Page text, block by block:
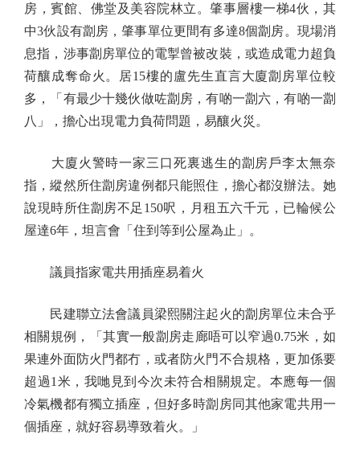
房，賓館、佛堂及美容院林立。肇事層樓一梯4伙，其
中3伙設有劏房，肇事單位更間有多達8個劏房。現場消
息指，涉事劏房單位的電掣曾被改裝，或造成電力超負
荷釀成奪命火。居15樓的盧先生直言大廈劏房單位較
多，「有最少十幾伙做咗劏房，有啲一劏六，有啲一劏
八」，擔心出現電力負荷問題，易釀火災。
大廈火警時一家三口死裏逃生的劏房戶李太無奈
指，縱然所住劏房違例都只能照住，擔心都沒辦法。她
說現時所住劏房不足150呎，月租五六千元，已輪候公
屋達6年，坦言會「住到等到公屋為止」。
議員指家電共用插座易着火
民建聯立法會議員梁熙關注起火的劏房單位未合乎
相關規例，「其實一般劏房走廊唔可以窄過0.75米，如
果連外面防火門都冇，或者防火門不合規格，更加係要
超過1米，我哋見到今次未符合相關規定。本應每一個
冷氣機都有獨立插座，但好多時劏房同其他家電共用一
個插座，就好容易導致着火。」